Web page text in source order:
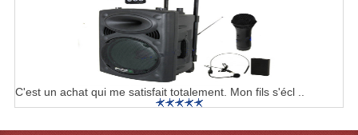
Laser Multi-Points
Lasers (Effets Volumetriques)
Lasers D'extérieur Multi-Points
C'est un achat qui me satisfait totalement. Mon fils s'écl ..